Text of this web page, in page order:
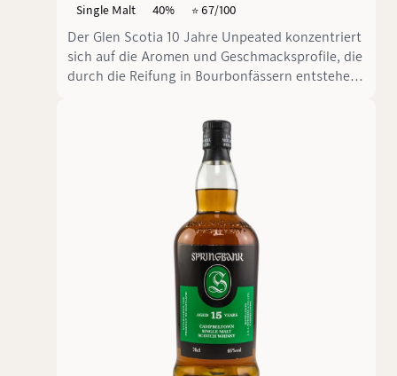
Single Malt 40% ⭐️ 67/100
Der Glen Scotia 10 Jahre Unpeated konzentriert
sich auf die Aromen und Geschmacksprofile, die
durch die Reifung in Bourbonfässern entstehen.